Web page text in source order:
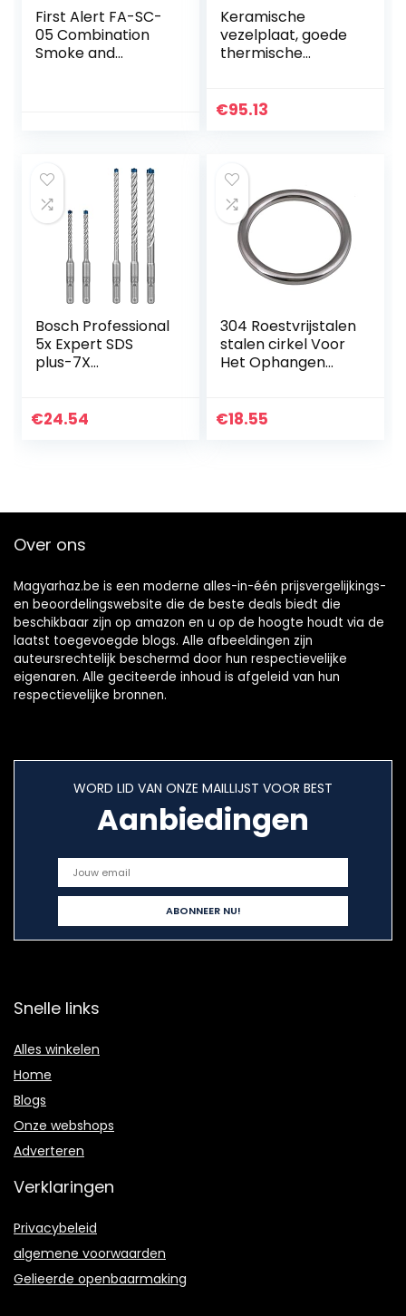
First Alert FA-SC-
05 Combination
Smoke and
Keramische
vezelplaat, goede
thermische
geleidbaarheid,
€95.13
Bosch Professional
5x Expert SDS
plus-7X
beton, Ø 5-10 mm,
€24.54
304 Roestvrijstalen
stalen cirkel Voor
Het Ophangen
Draaddiameter 8
€18.55
Over ons
Magyarhaz.be is een moderne alles-in-één prijsvergelijkings-
en beoordelingswebsite die de beste deals biedt die
beschikbaar zijn op amazon en u op de hoogte houdt via de
laatst toegevoegde blogs. Alle afbeeldingen zijn
auteursrechtelijk beschermd door hun respectievelijke
eigenaren. Alle geciteerde inhoud is afgeleid van hun
respectievelijke bronnen.
WORD LID VAN ONZE MAILLIJST VOOR BEST
Aanbiedingen
Snelle links
Alles winkelen
Home
Blogs
Onze webshops
Adverteren
Verklaringen
Privacybeleid
algemene voorwaarden
Gelieerde openbaarmaking